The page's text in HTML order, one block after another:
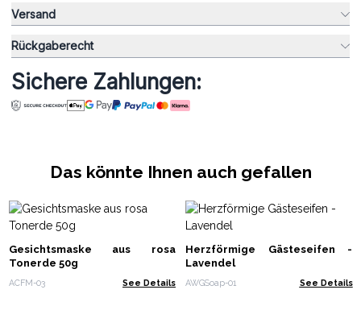
Versand
Rückgaberecht
Sichere Zahlungen:
Das könnte Ihnen auch gefallen
Gesichtsmaske aus rosa
Tonerde 50g
ACFM-03 See Details
Herzförmige Gästeseifen -
Lavendel
AWGSoap-01 See Details